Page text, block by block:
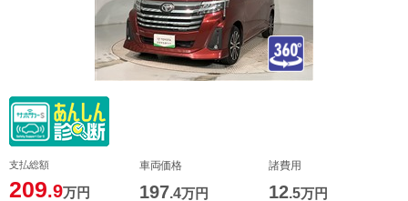
支払総額
209.9万円
車両価格
197.4万円
諸費用
12.5万円